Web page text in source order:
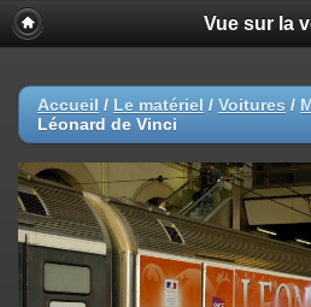
Vue sur la
Accueil / Le matériel / Voitures /
Léonard de Vinci